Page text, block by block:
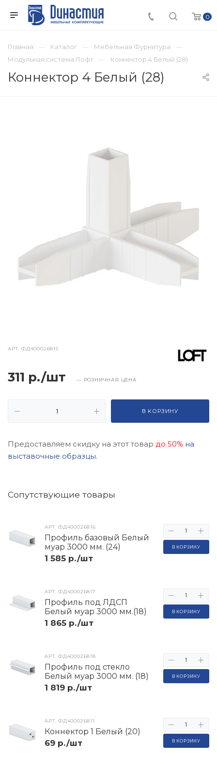
0
Главная Каталог
Мебельная Фурнитура
Модульная система Лофт
Коннектор 4 Белый (28)
Коннектор 4 Белый (28)
АРТ.ФД400026815
311 р./шт — РОЗНИЧНАЯ ЦЕНА
В КОРЗИНУ
Предоставляем скидку на этот товар до 50% на
выставочные образцы.
Cопутствующие товары
АРТ.ФД400026811
Коннектор 1 Белый (20)
69 р./шт В КОРЗИНУ
АРТ.ФД400026818
Профиль под стекло
Белый муар 3000 мм. (18)
1 819 р./шт
В КОРЗИНУ
АРТ.ФД400026817
Профиль под ЛДСП
Белый муар 3000 мм.(18)
1 865 р./шт
В КОРЗИНУ
АРТ.ФД400026816
Профиль базовый Белый
муар 3000 мм. (24)
1 585 р./шт
В КОРЗИНУ